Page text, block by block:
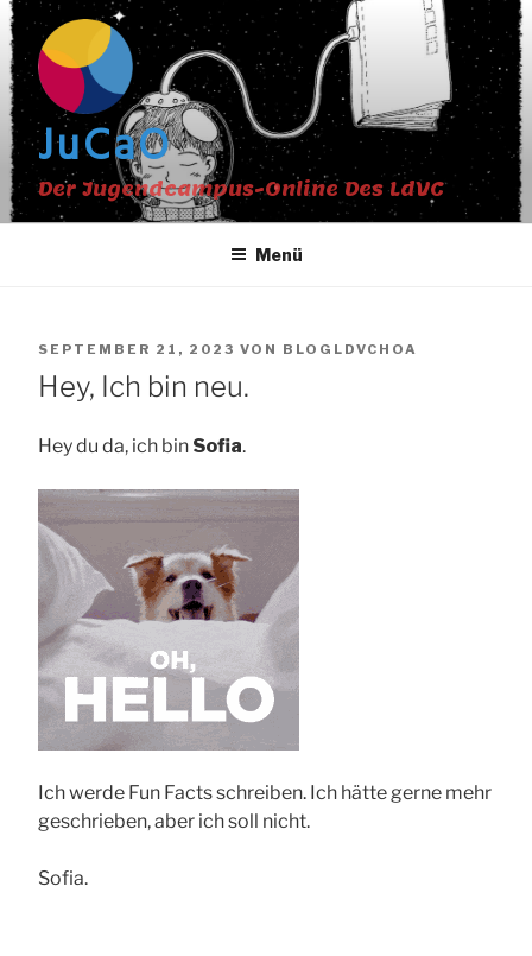
Zum
Inhalt
springen
JuCaO
Der Jugendcampus-Online Des LdVC
Menü
VERÖFFENTLICHT
AM
SEPTEMBER 21, 2023 VON BLOGLDVCHOA
Hey, Ich bin neu.
Hey du da, ich bin Sofia.
Ich werde Fun Facts schreiben. Ich hätte gerne mehr
geschrieben, aber ich soll nicht.
Sofia.